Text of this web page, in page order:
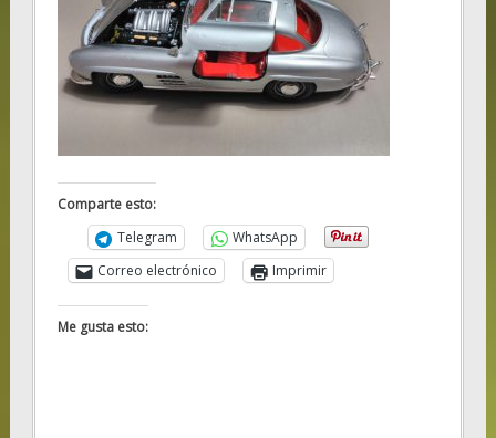
Comparte esto:
Telegram
WhatsApp
Correo electrónico
Imprimir
Me gusta esto: